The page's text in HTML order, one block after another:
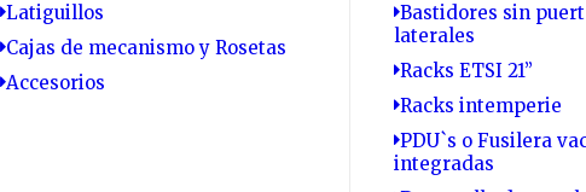
Latiguillos
Cajas de mecanismo y Rosetas
Accesorios
Bastidores sin
laterales
Racks ETSI 21”
Racks intemperie
PDU`s o Fusilera
integradas